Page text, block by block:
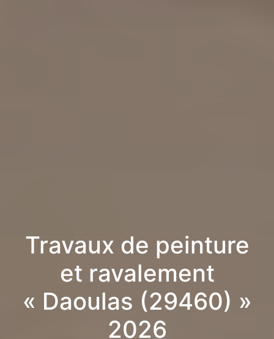
Travaux de peinture
et ravalement
« Daoulas (29460) »
2026